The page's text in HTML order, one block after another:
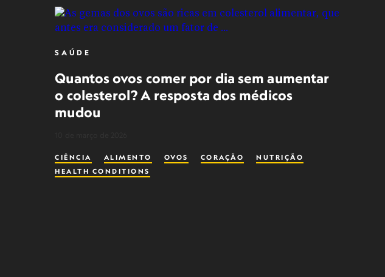
SAÚDE
Quantos ovos comer por dia sem aumentar
o colesterol? A resposta dos médicos
mudou
CIÊNCIA ALIMENTO OVOS CORAÇÃO
NUTRIÇÃO
HEALTH CONDITIONS